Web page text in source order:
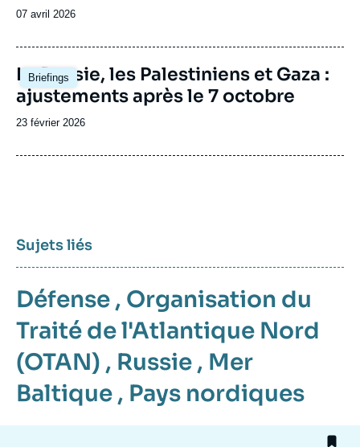
Date
publication
07 avril 2026
Briefings
Image
principale
La Russie, les Palestiniens et Gaza :
ajustements après le 7 octobre
Date
publication
23 février 2026
Sujets liés
Défense , Organisation du
Traité de l'Atlantique Nord
(OTAN) , Russie , Mer
Baltique , Pays nordiques